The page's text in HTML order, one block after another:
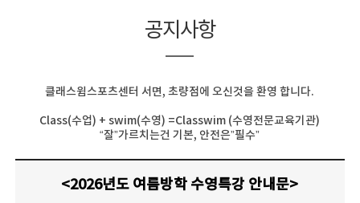
공지사항
클래스윔스포츠센터 서면, 초량점에 오신것을 환영 합니다.
Class(수업) + swim(수영) =Classwim (수영전문교육기관)
“잘”가르치는건 기본, 안전은”필수”
<2026년도 여름방학 수영특강 안내문>